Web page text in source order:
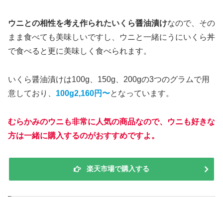
ウニとの相性を考え作られたいくら醤油漬けなので、その
まま食べても美味しいですし、ウニと一緒にうにいくら丼
で食べると更に美味しく食べられます。
いくら醤油漬けは100g、150g、200gの3つのグラムで用
意しており、 100g2,160円〜となっています。
むらかみのウニも非常に人気の商品なので、ウニも好きな
方は一緒に購入するのがおすすめですよ。
楽天市場で購入する